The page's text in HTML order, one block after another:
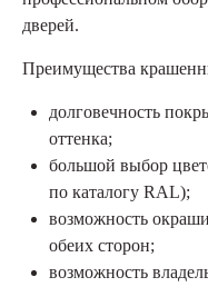
дверей.
Преимущества
долговечность
оттенка;
большой выбор
по каталогу RAL);
возможность
обеих сторон;
возможность